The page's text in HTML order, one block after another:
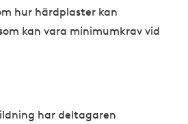
hur härdplaster kan
kan vara minimumkrav vid
har deltagaren